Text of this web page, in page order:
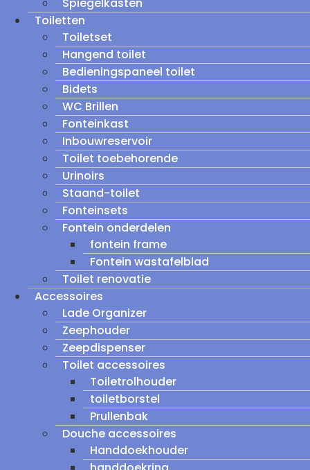
Toiletten
Toiletset
Hangend toilet
Bedieningspaneel toilet
Bidets
WC Brillen
Fonteinkast
Inbouwreservoir
Toilet toebehorende
Urinoirs
Staand-toilet
Fonteinsets
Fontein onderdelen
fontein frame
Fontein wastafelblad
Toilet renovatie
Accessoires
Lade Organizer
Zeephouder
Zeepdispenser
Toilet accessoires
Toiletrolhouder
toiletborstel
Prullenbak
Douche accessoires
Handdoekhouder